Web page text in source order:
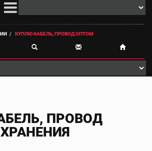
КУПЛЮ КАБЕЛЬ, ПРОВОД ОПТОМ
ПРОВОД